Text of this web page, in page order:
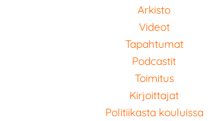
Arkisto
Videot
Tapahtumat
Podcastit
Toimitus
Kirjoittajat
Politiikasta kouluissa